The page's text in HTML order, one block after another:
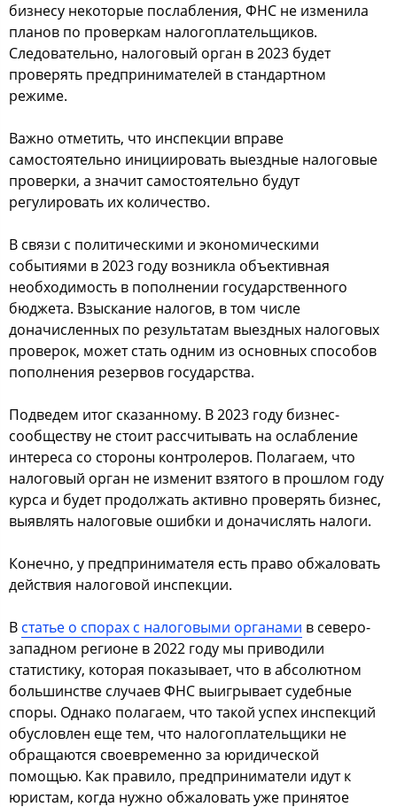
бизнесу некоторые послабления, ФНС не изменила
планов по проверкам налогоплательщиков.
Следовательно, налоговый орган в 2023 будет
проверять предпринимателей в стандартном
режиме.
Важно отметить, что инспекции вправе
самостоятельно инициировать выездные налоговые
проверки, а значит самостоятельно будут
регулировать их количество.
В связи с политическими и экономическими
событиями в 2023 году возникла объективная
необходимость в пополнении государственного
бюджета. Взыскание налогов, в том числе
доначисленных по результатам выездных налоговых
проверок, может стать одним из основных способов
пополнения резервов государства.
Подведем итог сказанному. В 2023 году бизнес-
сообществу не стоит рассчитывать на ослабление
интереса со стороны контролеров. Полагаем, что
налоговый орган не изменит взятого в прошлом году
курса и будет продолжать активно проверять бизнес,
выявлять налоговые ошибки и доначислять налоги.
Конечно, у предпринимателя есть право обжаловать
действия налоговой инспекции.
В статье о спорах с налоговыми органами в северо-
западном регионе в 2022 году мы приводили
статистику, которая показывает, что в абсолютном
большинстве случаев ФНС выигрывает судебные
споры. Однако полагаем, что такой успех инспекций
обусловлен еще тем, что налогоплательщики не
обращаются своевременно за юридической
помощью. Как правило, предприниматели идут к
юристам, когда нужно обжаловать уже принятое